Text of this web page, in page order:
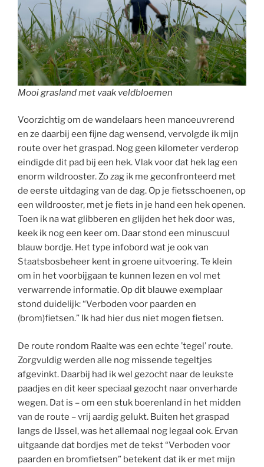
Mooi grasland met vaak veldbloemen
Voorzichtig om de wandelaars heen manoeuvrerend
en ze daarbij een fijne dag wensend, vervolgde ik mijn
route over het graspad. Nog geen kilometer verderop
eindigde dit pad bij een hek. Vlak voor dat hek lag een
enorm wildrooster. Zo zag ik me geconfronteerd met
de eerste uitdaging van de dag. Op je fietsschoenen, op
een wildrooster, met je fiets in je hand een hek openen.
Toen ik na wat glibberen en glijden het hek door was,
keek ik nog een keer om. Daar stond een minuscuul
blauw bordje. Het type infobord wat je ook van
Staatsbosbeheer kent in groene uitvoering. Te klein
om in het voorbijgaan te kunnen lezen en vol met
verwarrende informatie. Op dit blauwe exemplaar
stond duidelijk: “Verboden voor paarden en
(brom)fietsen.” Ik had hier dus niet mogen fietsen.
De route rondom Raalte was een echte ’tegel’ route.
Zorgvuldig werden alle nog missende tegeltjes
afgevinkt. Daarbij had ik wel gezocht naar de leukste
paadjes en dit keer speciaal gezocht naar onverharde
wegen. Dat is – om een stuk boerenland in het midden
van de route – vrij aardig gelukt. Buiten het graspad
langs de IJssel, was het allemaal nog legaal ook. Ervan
uitgaande dat bordjes met de tekst “Verboden voor
paarden en bromfietsen” betekent dat ik er met mijn